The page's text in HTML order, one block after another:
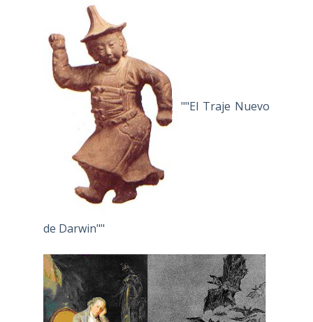
""El Traje Nuevo
de Darwin""